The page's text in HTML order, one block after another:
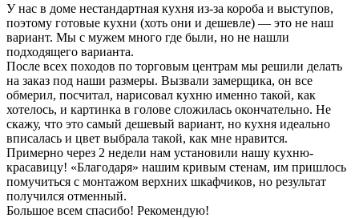
У нас в доме нестандартная кухня из-за короба и выступов,
поэтому готовые кухни (хоть они и дешевле) — это не наш
вариант. Мы с мужем много где были, но не нашли
подходящего варианта.
После всех походов по торговым центрам мы решили делать
на заказ под наши размеры. Вызвали замерщика, он все
обмерил, посчитал, нарисовал кухню именно такой, как
хотелось, и картинка в голове сложилась окончательно. Не
скажу, что это самый дешевый вариант, но кухня идеально
вписалась и цвет выбрала такой, как мне нравится.
Примерно через 2 недели нам установили нашу кухню-
красавицу! «Благодаря» нашим кривым стенам, им пришлось
помучиться с монтажом верхних шкафчиков, но результат
получился отменный.
Большое всем спасибо! Рекомендую!